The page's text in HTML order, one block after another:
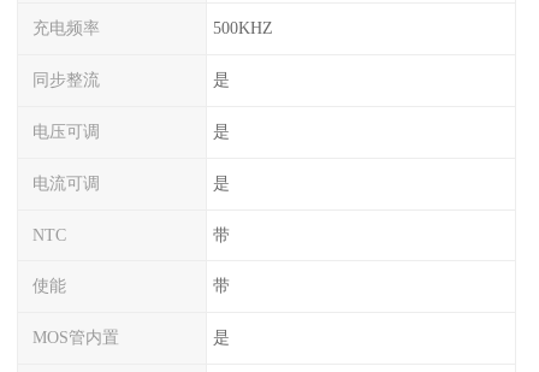
充电频率 500KHZ
同步整流 是
电压可调 是
电流可调 是
NTC 带
使能 带
MOS管内置 是